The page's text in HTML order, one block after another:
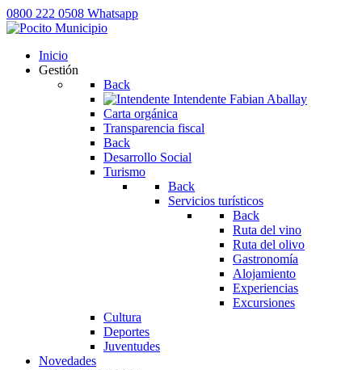
0800 222 0508 Whatsapp
Inicio
Gestión
Back
Intendente Fabian Aballay
Carta orgánica
Transparencia fiscal
Back
Desarrollo Social
Turismo
Back
Servicios turísticos
Back
Ruta del vino
Ruta del olivo
Gastronomía
Alojamiento
Experiencias
Excursiones
Cultura
Deportes
Juventudes
Novedades